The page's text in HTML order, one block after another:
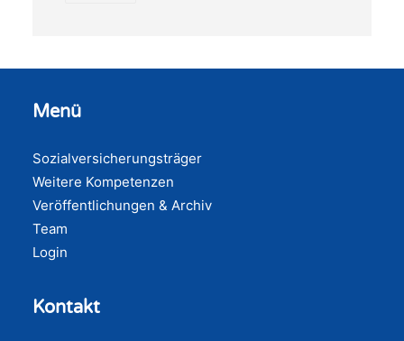
Menü
Sozialversicherungsträger
Weitere Kompetenzen
Veröffentlichungen & Archiv
Team
Login
Kontakt